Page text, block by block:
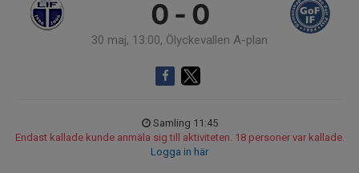
0 - 0
30 maj, 13:00, Ölyckevallen A-plan
Samling 11:45
Endast kallade kunde anmäla sig till aktiviteten. 18 personer var kallade.
Logga in här